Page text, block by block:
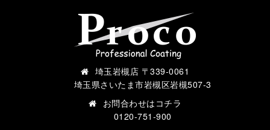
埼玉岩槻店 〒339-0061
埼玉県さいたま市岩槻区岩槻507-3
お問合わせは コチラ
0120-751-900